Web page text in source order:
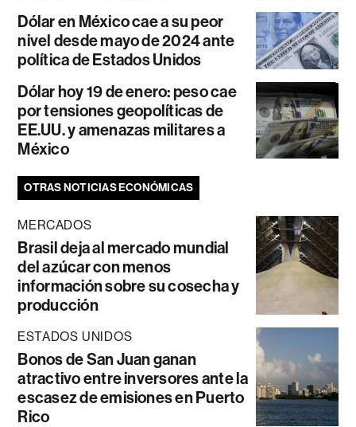
Dólar en México cae a su peor
nivel desde mayo de 2024 ante
política de Estados Unidos
Dólar hoy 19 de enero: peso cae
por tensiones geopolíticas de
EE.UU. y amenazas militares a
México
OTRAS NOTICIAS ECONÓMICAS
MERCADOS
Brasil deja al mercado mundial
del azúcar con menos
información sobre su cosecha y
producción
ESTADOS UNIDOS
Bonos de San Juan ganan
atractivo entre inversores ante la
escasez de emisiones en Puerto
Rico